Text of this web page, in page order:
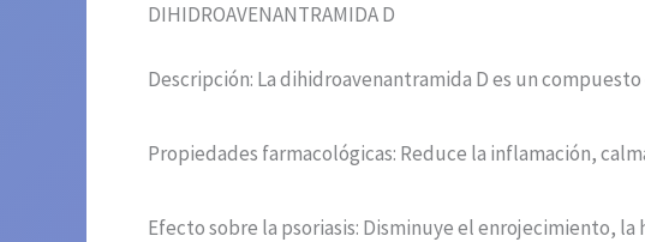
DIHIDROAVENANTRAMIDA D
Descripción: La dihidroavenantramida D es un
Propiedades farmacológicas: Reduce la inflamación,
Efecto sobre la psoriasis: Disminuye el enrojecimiento,